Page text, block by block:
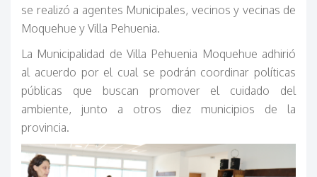
se realizó a agentes Municipales, vecinos y vecinas de
Moquehue y Villa Pehuenia.
La Municipalidad de Villa Pehuenia Moquehue adhirió
al acuerdo por el cual se podrán coordinar políticas
públicas que buscan promover el cuidado del
ambiente, junto a otros diez municipios de la
provincia.